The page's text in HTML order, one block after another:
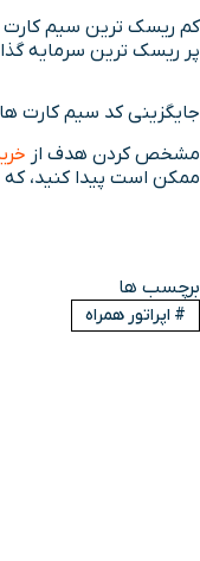
پر ریسک ترین سرمایه
جایگزینی کد سیم کارت ها
مشخص کردن هدف از
ممکن است پیدا کنید، که برای استفاده ی شخصی کد
برچسب ها
# اپراتور همراه